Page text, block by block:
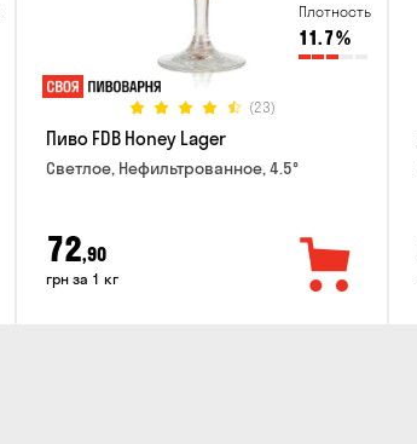
Плотность
11.7%
(23)
Пиво FDB Honey Lager
Светлое, Нефильтрованное, 4.5°
72,90
грн за 1 кг